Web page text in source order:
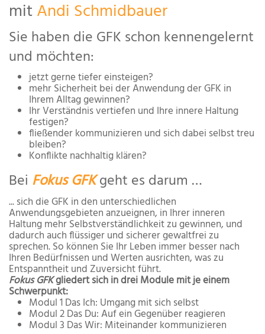
mitAndi Schmidbauer
Sie haben die GFK schon kennengelernt
und möchten:
jetzt gerne tiefer einsteigen?
mehr Sicherheit bei der Anwendung der GFK in
Ihrem Alltag gewinnen?
Ihr Verständnis vertiefen und Ihre innere Haltung
festigen?
fließender kommunizieren und sich dabei selbst treu
bleiben?
Konflikte nachhaltig klären?
Bei Fokus GFKgeht es darum …
... sich die GFK in den unterschiedlichen
Anwendungsgebieten anzueignen, in Ihrer inneren
Haltung mehr Selbstverständlichkeit zu gewinnen, und
dadurch auch flüssiger und sicherer gewaltfrei zu
sprechen. So können Sie Ihr Leben immer besser nach
Ihren Be­dürfnissen und Werten ausrichten, was zu
Entspanntheit und Zuversicht führt.
Fokus GFKgliedert sich in drei Module mit je einem
Schwerpunkt:
Modul 1 Das Ich: Umgang mit sich selbst
Modul 2 Das Du: Auf ein Gegenüber reagieren
Modul 3 Das Wir: Miteinander kommunizieren